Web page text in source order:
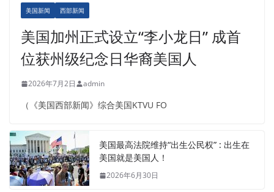
美国新闻 西部新闻
美国加州正式设立“李小龙日” 成首
位获州级纪念日华裔美国人
2026年7月2日 admin
（《美国西部新闻》综合美国KTVU FO
美国最高法院维持“出生公民权” : 出生在
美国就是美国人！
2026年6月30日